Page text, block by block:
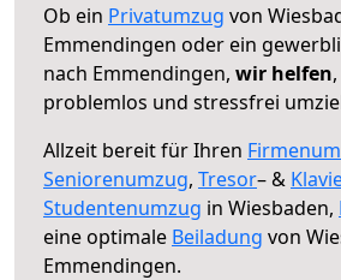
Ob ein Privatumzug von
Emmendingen oder ein
nach Emmendingen, wir helfen
problemlos und stressfrei
Allzeit bereit für Ihren
Seniorenumzug, Tresor– &
Studentenumzug in Wiesbaden,
eine optimale Beiladung von
Emmendingen.